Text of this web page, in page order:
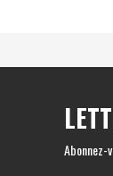
Abonnez-